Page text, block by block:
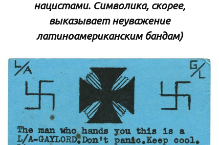
нацистами. Символика, скорее,
выказывает неуважение
латиноамериканским бандам)